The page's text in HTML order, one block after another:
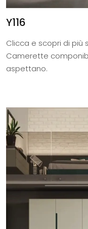
Y116
Clicca e scopri di più
Camerette
aspettano.